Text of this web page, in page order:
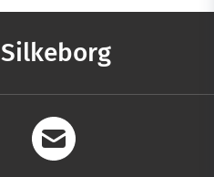
Silkeborg